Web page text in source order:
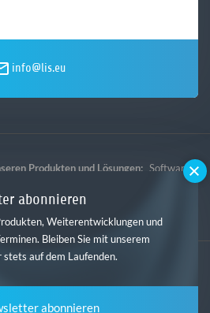
info@lis.eu
Produkten und Lösungen: Software
abonnieren
Weiterentwicklungen und
Bleiben Sie mit unserem
auf dem Laufenden.
abonnieren